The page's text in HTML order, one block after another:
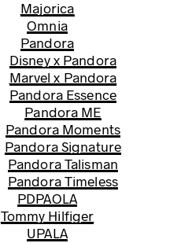
Majorica
Omnia
Pandora
Disney x Pandora
Marvel x Pandora
Pandora Essence
Pandora ME
Pandora Moments
Pandora Signature
Pandora Talisman
Pandora Timeless
PDPAOLA
Tommy Hilfiger
UPALA